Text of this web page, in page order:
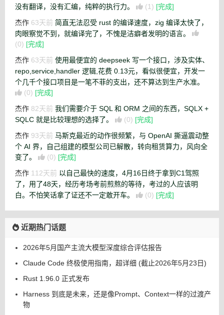
没有翻译，没有汇编，纯粹的执行力。
(1) [完成]
杰作 63天前 简直无法忍受 rust 的编译速度，zig 编译太快了，
肉眼察觉不到，就编译完了，不愧是洁癖者发明的语言。
(0) [完成]
杰作 63天前 使用最便宜的 deepseek 写一个接口，涉及实体、
repo,service,handler 逻辑,花费 0.13元，看似很便宜，开发一
个几千个接口项目是一笔不菲的支出，还不算达到生产水准。
(0) [完成]
杰作 82天前 我们需要介于 SQL 和 ORM 之间的东西，SQLX +
SQLC 就是比较理想的选择了。
(0) [完成]
杰作 93天前 马斯克最近的动作很频繁，与 OpenAI 撕逼震动整
个 AI 界，自己组建的模型公司已解散，转向租赁算力，风向全
变了。
(0) [完成]
杰作 112天前 以自己最快的速度，4月16日终于拿到C1驾照
了，用了48天，经历考场考前煎熬的等待，考过的人应该明
白。不怕笑话拿了证还不一定敢开车。
(0) [完成]
近期热门话题
2026年5月国产主流大模型深度综合评估报告
Claude Code 终极使用指南，超详细 (截止2026年5月23日)
Rust 1.96.0 正式发布
Harness 到底是未来，还是像Prompt、Context一样的过渡产
物